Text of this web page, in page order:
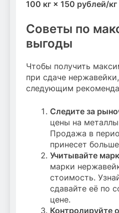
100 кг × 150 рублей/
Советы по
выгоды
Чтобы получить
при сдаче
следующим
Следите за
цены на
Продажа в
принесет
Учитывайте
марки
стоимость.
сдавайте её по
цене.
Контролируйте